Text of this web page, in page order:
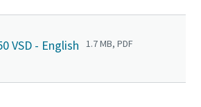
VSD - English 1.7 MB, PDF